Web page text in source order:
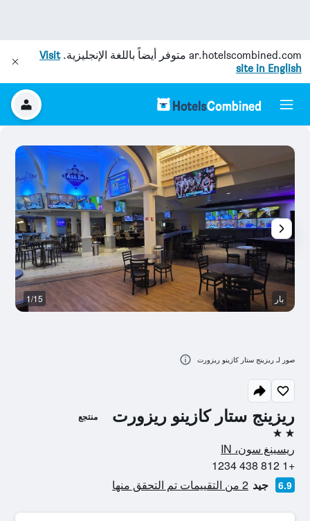
ar.hotelscombined.com متوفر أيضاً باللغة الإنجليزية.Visit
site in English
ريزينج ستار كازينو ريزورت منتجع
2 نجمتين
ريسينغ سون، IN
+1 812 438 1234
6.9 جيد 2 من التقييمات تم التحقق منها
بار 1/15
صور لـ ريزينج ستار كازينو ريزورت